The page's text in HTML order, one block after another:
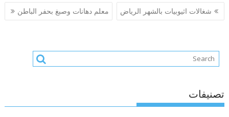
تصفّح
المقالات
شغالات اثيوبيات بالشهر الرياض معلم دهانات وصبغ بحفر الباطن
تصنيفات